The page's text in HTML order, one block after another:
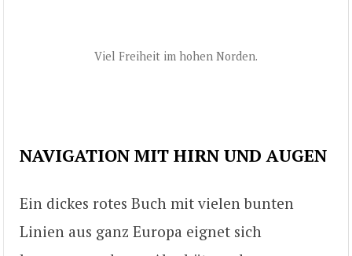
Viel Freiheit im hohen Norden.
NAVIGATION MIT HIRN UND AUGEN
Ein dickes rotes Buch mit vielen bunten
Linien aus ganz Europa eignet sich